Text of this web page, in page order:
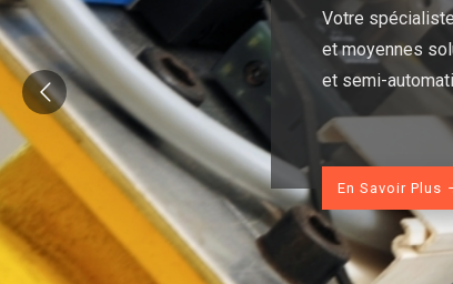
Votre
et moyennes
et semi-
En Savoir Plus